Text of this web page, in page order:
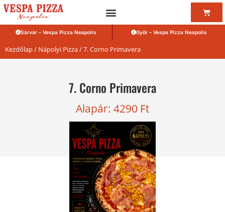
Sárvár – Vespa Pizza Neapolis Győr – Vespa Pizza Neapolis
Kezdőlap/ Nápolyi Pizza/ 7. Corno Primavera
7. Corno Primavera
Alapár: 4290 Ft